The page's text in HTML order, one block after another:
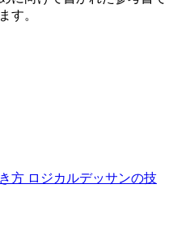
す。
方 ロジカルデッサンの技